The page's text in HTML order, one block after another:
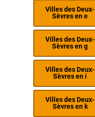
Villes des Deux-
Sèvres en e
Villes des Deux-
Sèvres en g
Villes des Deux-
Sèvres en i
Villes des Deux-
Sèvres en k